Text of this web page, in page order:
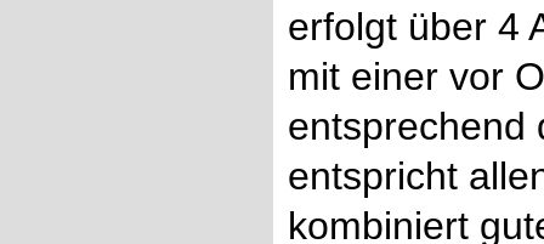
erfolgt über 4
mit einer vor
entsprechend
entspricht
kombiniert